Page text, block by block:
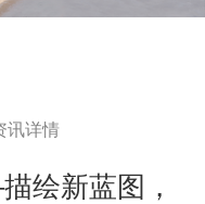
讯详情
绘新蓝图，